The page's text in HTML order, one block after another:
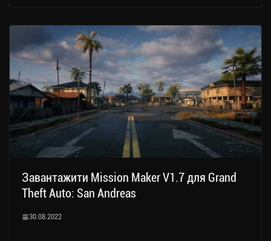
Завантажити Mission Maker V1.7 для Grand
Theft Auto: San Andreas
30.08.2022